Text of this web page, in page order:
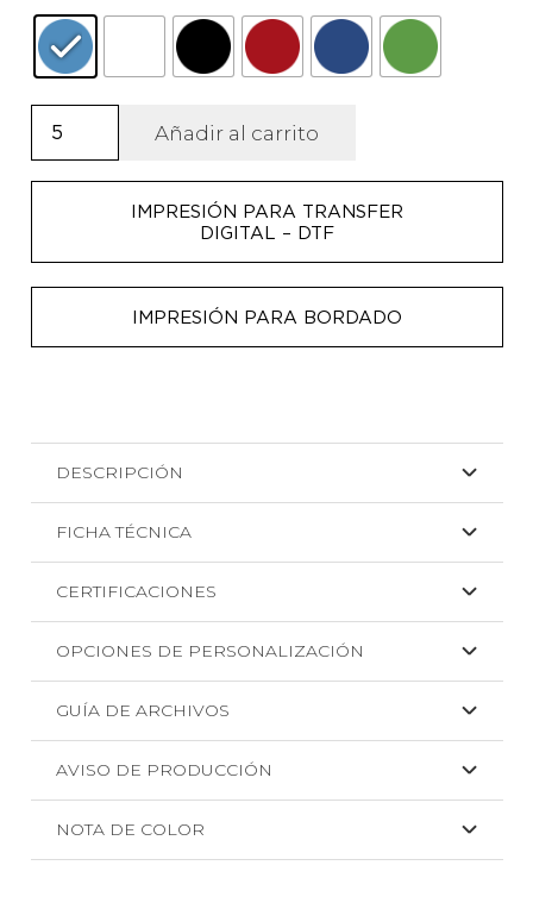
Gorra
5
cantidad
Añadir al carrito
IMPRESIÓN PARA TRANSFER
DIGITAL – DTF
IMPRESIÓN PARA BORDADO
DESCRIPCIÓN
FICHA TÉCNICA
CERTIFICACIONES
OPCIONES DE PERSONALIZACIÓN
GUÍA DE ARCHIVOS
AVISO DE PRODUCCIÓN
NOTA DE COLOR